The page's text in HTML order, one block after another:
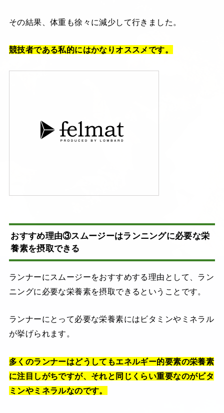
その結果、体重も徐々に減少して行きました。
競技者である私的にはかなりオススメです。
おすすめ理由③スムージーはランニングに必要な栄
養素を摂取できる
ランナーにスムージーをおすすめする理由として、ラン
ニングに必要な栄養素を摂取できるということです。
ランナーにとって必要な栄養素にはビタミンやミネラル
が挙げられます。
多くのランナーはどうしてもエネルギー的要素の栄養素
に注目しがちですが、それと同じくらい重要なのがビタ
ミンやミネラルなのです。